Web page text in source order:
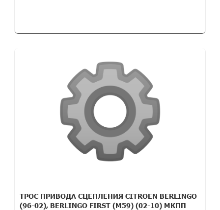
ТРОС ПРИВОДА СЦЕПЛЕНИЯ CITROEN BERLINGO
(96-02), BERLINGO FIRST (M59) (02-10) MКПП